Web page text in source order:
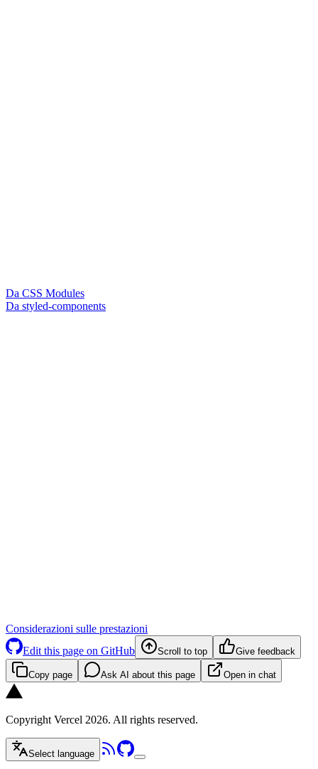
Da CSS Modules
Da styled-components
Considerazioni sulle prestazioni
Edit this page on GitHub
Scroll to top Give feedback
Copy page Ask AI about this page Open in chat
Copyright Vercel 2026. All rights reserved.
Select language